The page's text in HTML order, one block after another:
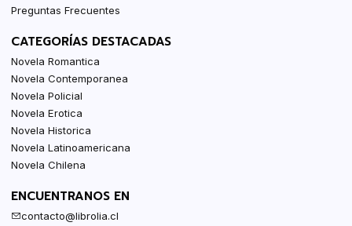
Preguntas Frecuentes
CATEGORÍAS DESTACADAS
Novela Romantica
Novela Contemporanea
Novela Policial
Novela Erotica
Novela Historica
Novela Latinoamericana
Novela Chilena
ENCUENTRANOS EN
contacto@librolia.cl